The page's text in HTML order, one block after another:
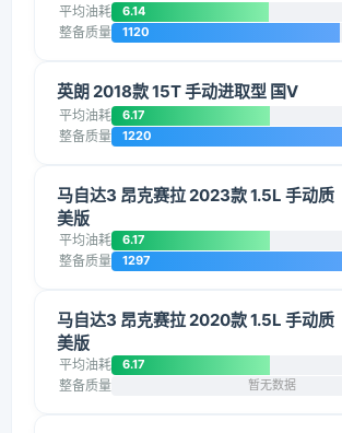
平均油耗 6.14
整备质量 1120
英朗 2018款 15T 手动进取型 国V
平均油耗 6.17
整备质量 1220
马自达3 昂克赛拉 2023款 1.5L 手动质
美版
平均油耗 6.17
整备质量 1297
马自达3 昂克赛拉 2020款 1.5L 手动质
美版
平均油耗 6.17
整备质量 暂无数据